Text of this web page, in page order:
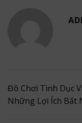
Đồ Chơi Tình Dục
Những Lợi Ích Bất